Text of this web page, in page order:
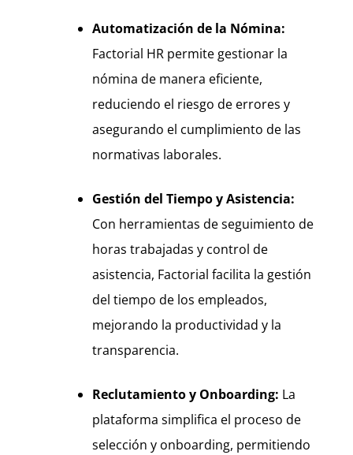
Automatización de la Nómina:
Factorial HR permite gestionar la
nómina de manera eficiente,
reduciendo el riesgo de errores y
asegurando el cumplimiento de las
normativas laborales.
Gestión del Tiempo y Asistencia:
Con herramientas de seguimiento de
horas trabajadas y control de
asistencia, Factorial facilita la gestión
del tiempo de los empleados,
mejorando la productividad y la
transparencia.
Reclutamiento y Onboarding: La
plataforma simplifica el proceso de
selección y onboarding, permitiendo